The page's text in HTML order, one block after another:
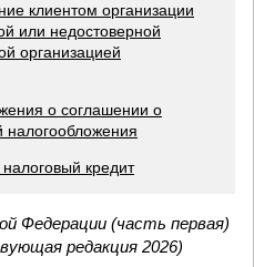
клиентом организации
или недостоверной
организацией
о соглашении о
налогообложения
кредит
Федерации (часть первая)
редакция 2026)